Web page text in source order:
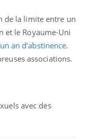
de la limite entre un
et le Royaume-Uni
un an d’abstinence.
associations.
avec des